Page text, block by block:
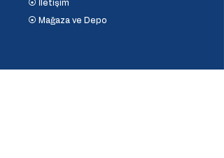
⦿ İletişim
⦿ Mağaza ve Depo